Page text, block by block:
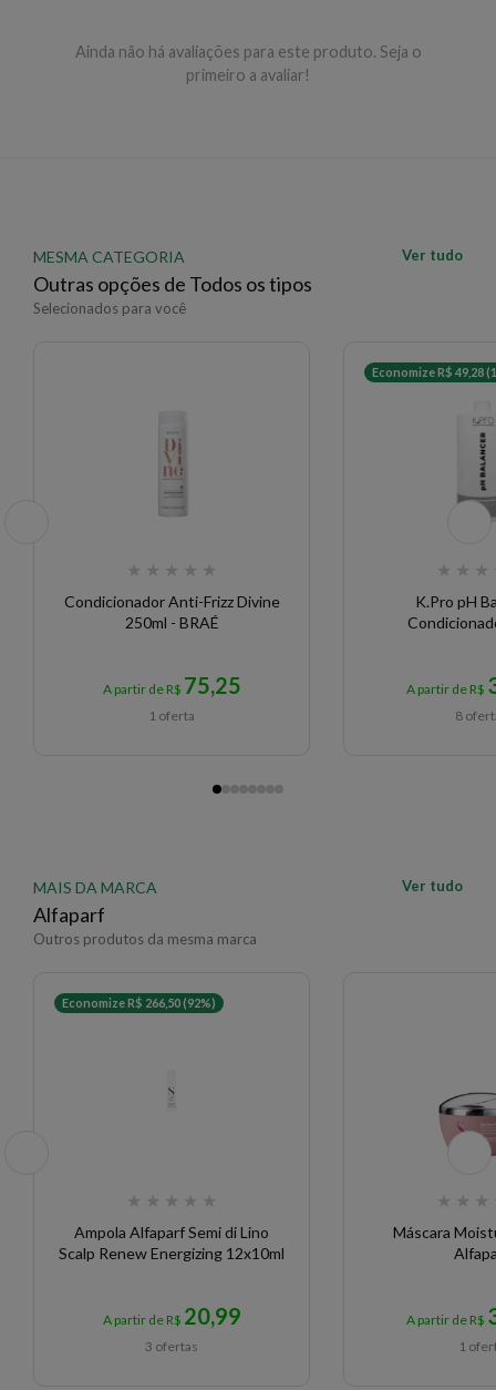
EAN: 8022297133430 - 490
Ainda não há avaliações para este produto. Seja o
primeiro a avaliar!
MESMA CATEGORIA
Outras opções de Todos os tipos
Selecionados para você
Ver tudo
★ ★ ★ ★ ★
Condicionador Anti-Frizz Divine
250ml - BRAÉ
A partir de R$ 75,25
1 oferta
Economize R$ 49,28
★ ★ ★
K.Pro pH
A partir de R$
8
MAIS DA MARCA
Alfaparf
Outros produtos da mesma marca
Ver tudo
Economize R$ 266,50 (92%)
★ ★ ★ ★ ★
Ampola Alfaparf Semi di Lino
Scalp Renew Energizing 12x10ml
A partir de R$ 20,99
3 ofertas
★ ★ ★
Máscara
A partir de R$
1